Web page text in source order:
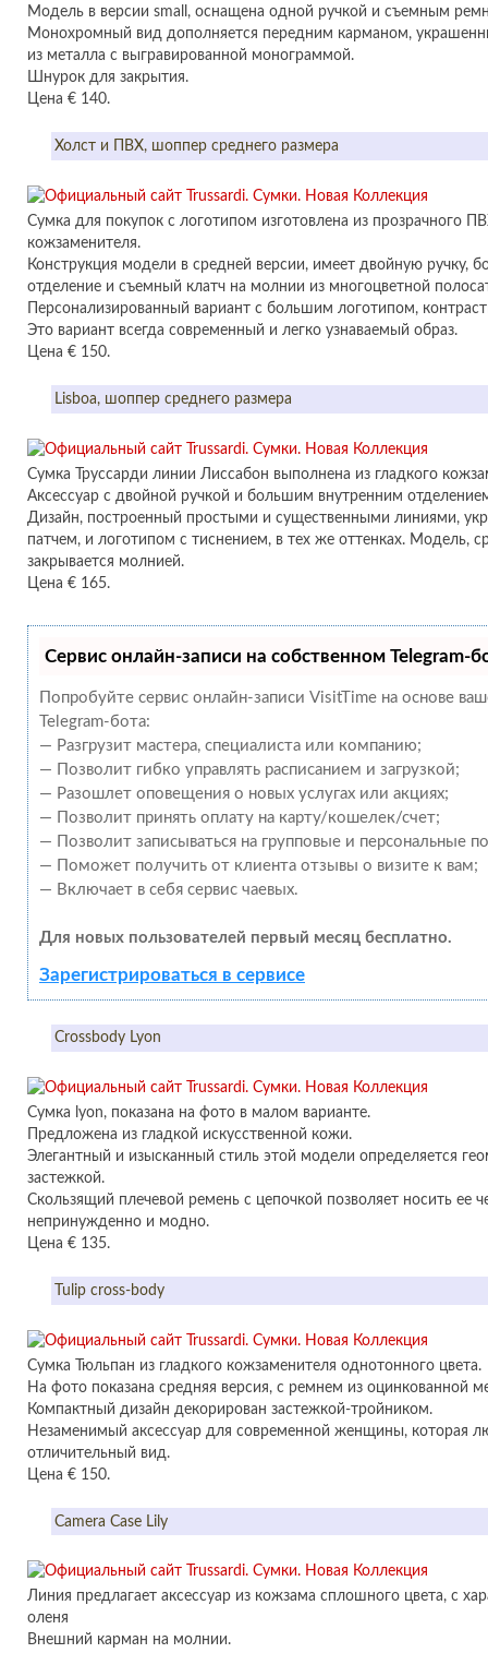
Модель в версии small, оснащена одной ручкой и съемным
Монохромный вид дополняется передним карманом,
из металла с выгравированной монограммой.
Шнурок для закрытия.
Цена € 140.
Холст и ПВХ, шоппер среднего размера
Сумка для покупок с логотипом изготовлена из прозрачного
кожзаменителя.
Конструкция модели в средней версии, имеет двойную ручку,
отделение и съемный клатч на молнии из многоцветной
Персонализированный вариант с большим логотипом,
Это вариант всегда современный и легко узнаваемый образ.
Цена € 150.
Lisboa, шоппер среднего размера
Сумка Труссарди линии Лиссабон выполнена из гладкого
Аксессуар с двойной ручкой и большим внутренним
Дизайн, построенный простыми и существенными линиями,
патчем, и логотипом с тиснением, в тех же оттенках. Модель,
закрывается молнией.
Цена € 165.
Сервис онлайн-записи на собственном Telegram-
Попробуйте сервис онлайн-записи VisitTime на основе
Telegram-бота:
— Разгрузит мастера, специалиста или компанию;
— Позволит гибко управлять расписанием и загрузкой;
— Разошлет оповещения о новых услугах или акциях;
— Позволит принять оплату на карту/кошелек/счет;
— Позволит записываться на групповые и персональные
— Поможет получить от клиента отзывы о визите к вам;
— Включает в себя сервис чаевых.
Для новых пользователей первый месяц бесплатно.
Зарегистрироваться в сервисе
Crossbody Lyon
Сумка lyon, показана на фото в малом варианте.
Предложена из гладкой искусственной кожи.
Элегантный и изысканный стиль этой модели определяется
застежкой.
Скользящий плечевой ремень с цепочкой позволяет носить ее
непринужденно и модно.
Цена € 135.
Tulip cross-body
Сумка Тюльпан из гладкого кожзаменителя однотонного цвета.
На фото показана средняя версия, с ремнем из оцинкованной
Компактный дизайн декорирован застежкой-тройником.
Незаменимый аксессуар для современной женщины, которая
отличительный вид.
Цена € 150.
Camera Case Lily
Линия предлагает аксессуар из кожзама сплошного цвета, с
оленя
Внешний карман на молнии.